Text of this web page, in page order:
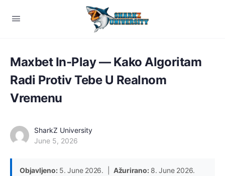
Maxbet In-Play — Kako Algoritam
Radi Protiv Tebe U Realnom
Vremenu
SharkZ University
June 5, 2026
Objavljeno:5. June 2026. | Ažurirano:8. June 2026.